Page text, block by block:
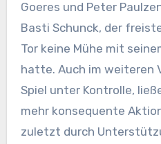
Goeres und Peter
Basti Schunck, der
Tor keine Mühe mit
hatte. Auch im weiteren
Spiel unter Kontrolle,
mehr konsequente
zuletzt durch